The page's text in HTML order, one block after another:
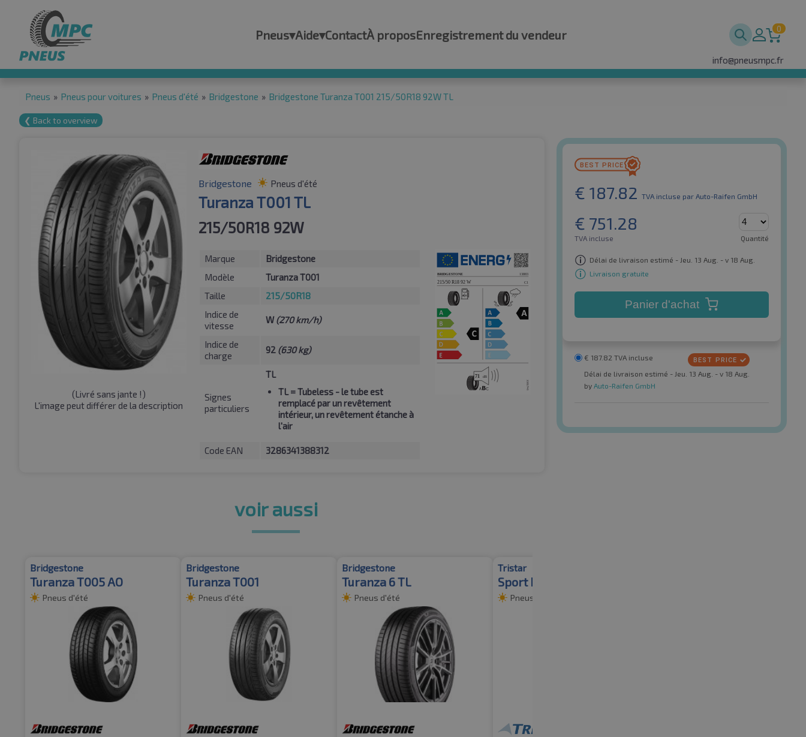
Pneus▾Aide▾ContactÀ proposEnregistrement du vendeur 0
info@pneusmpc.fr
Pneus » Pneus pour voitures » Pneus d'été » Bridgestone » Bridgestone Turanza T001 215/50R18 92W TL
❮ Back to overview
(Livré sans jante !)
L'image peut différer de la description
Bridgestone Pneus d'été
Turanza T001 TL
215/50R18 92W
Marque
Bridgestone
Modèle
Turanza T001
Taille
215/50R18
Indice de
vitesse
W (270 km/h)
Indice de
charge
92 (630 kg)
Signes
particuliers
TL
TL= Tubeless - le tube est
remplacé par un revêtement
intérieur, un revêtement étanche à
l'air
Code EAN 3286341388312
€ 187.82 TVA incluse par Auto-Raifen GmbH
€ 751.28
TVA incluse Quantité
Délai de livraison estimé - Jeu. 13 Aug. - v 18 Aug.
Livraison gratuite
Panier d'achat
€ 187.82 TVA incluse
Délai de livraison estimé - Jeu. 13 Aug. - v 18 Aug.
by Auto-Raifen GmbH
voir aussi
Bridgestone
Turanza T005 AO
Pneus d'été
Bridgestone
Turanza T001
Pneus d'été
Bridgestone
Turanza 6 TL
Pneus d'été
Tristar
Sport Power 2
Pneus d'été